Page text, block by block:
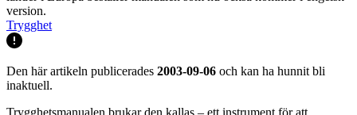
version.
Trygghet
Den här artikeln publicerades 2003-09-06 och kan ha hunnit bli
inaktuell.
Trygghetsmanualen brukar den kallas – ett instrument för att